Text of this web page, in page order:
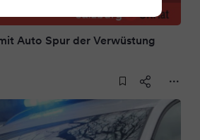
Auto Spur der Verwüstung